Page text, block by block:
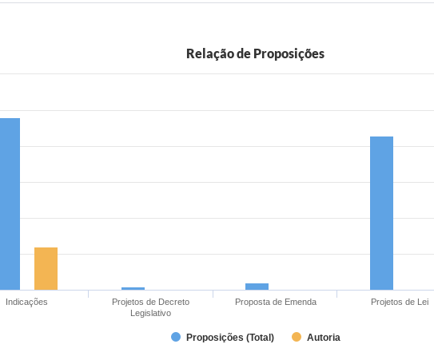
Relação de Proposições
Proposições (Total) Autoria
Indicações
Projetos de Decreto
Legislativo
Proposta de Emenda Projetos de Lei